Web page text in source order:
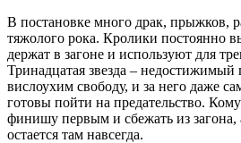
В постановке много драк, прыжков,
тяжолого рока. Кролики постоянно
держат в загоне и используют для
Тринадцатая звезда –
вислоухим свободу, и за него даже
готовы пойти на предательство.
финишу первым и сбежать из загона,
остается там навсегда.